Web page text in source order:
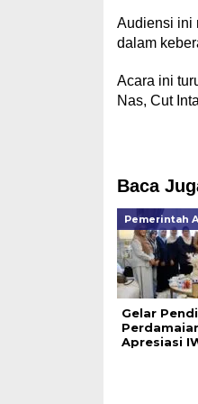
Audiensi ini
dalam
Acara ini
Nas, Cut
Baca
Pemerintah
Gelar
Apresiasi